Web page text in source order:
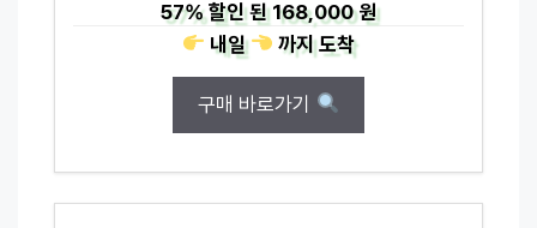
57%할인 된168,000 원
내일
까지도착
구매 바로가기